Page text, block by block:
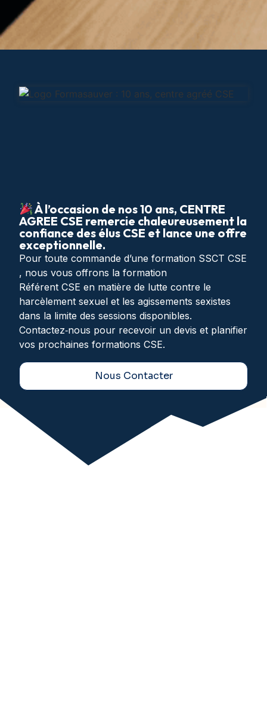
À l’occasion de nos 10 ans, CENTRE
AGREE CSE remercie chaleureusement la
confiance des élus CSE et lance une offre
exceptionnelle.
Pour toute commande d’une formation SSCT CSE
, nous vous offrons la formation
Référent CSE en matière de lutte contre le
harcèlement sexuel et les agissements sexistes
dans la limite des sessions disponibles.
Contactez‑nous pour recevoir un devis et planifier
vos prochaines formations CSE.
Nous Contacter